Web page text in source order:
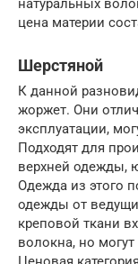
натуральных
цена материи
Шерстяной
К данной
жоржет. Они
эксплуатации,
Подходят для
верхней одежды,
Одежда из этого
одежды от
креповой ткани
волокна, но